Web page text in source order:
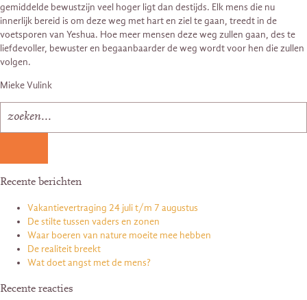
gemiddelde bewustzijn veel hoger ligt dan destijds. Elk mens die nu
innerlijk bereid is om deze weg met hart en ziel te gaan, treedt in de
voetsporen van Yeshua. Hoe meer mensen deze weg zullen gaan, des te
liefdevoller, bewuster en begaanbaarder de weg wordt voor hen die zullen
volgen.
Mieke Vulink
Recente berichten
Vakantievertraging 24 juli t/m 7 augustus
De stilte tussen vaders en zonen
Waar boeren van nature moeite mee hebben
De realiteit breekt
Wat doet angst met de mens?
Recente reacties